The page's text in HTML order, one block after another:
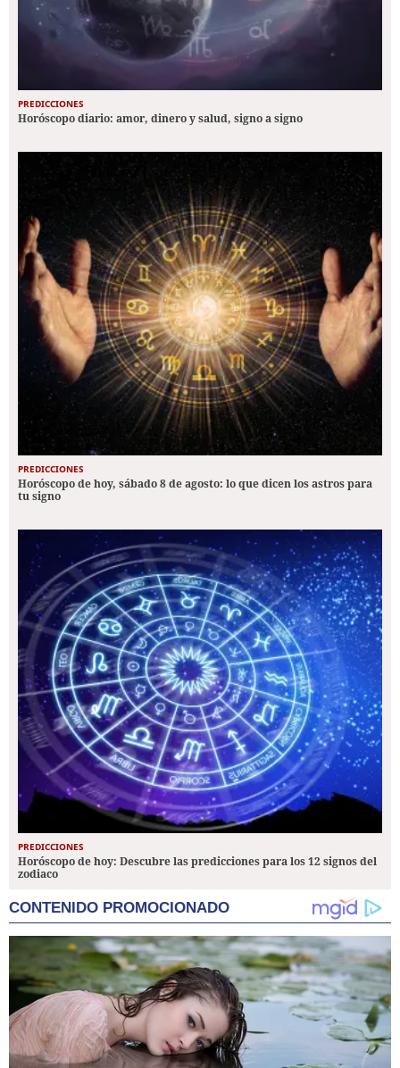
PREDICCIONES
Horóscopo diario: amor, dinero y salud, signo a signo
PREDICCIONES
Horóscopo de hoy, sábado 8 de agosto: lo que dicen los astros para
tu signo
PREDICCIONES
Horóscopo de hoy: Descubre las predicciones para los 12 signos del
zodiaco
CONTENIDO PROMOCIONADO